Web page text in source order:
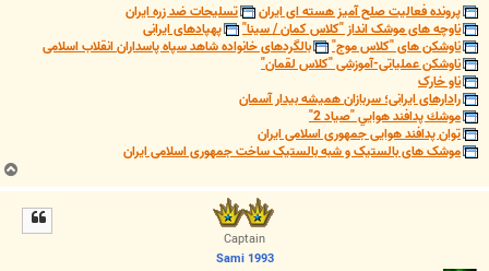
پرونده فعالیت صلح آمیز هسته ای ایران
تسلیحات ضد زره ایران
ناوچه های موشک انداز "کلاس کمان / سینا"
پهپادهای ایرانی
ناوشکن های "کلاس موج"
بالگردهای خانواده شاهد سپاه پاسداران انقلاب اسلامی
ناوشکن عملیاتی-آموزشی "کلاس لقمان"
ناو خارک
رادارهای ایرانی؛ سربازان همیشه بیدار آسمان
موشك پدافند هوايي "صياد 2"
توان پدافند هوایی جمهوری اسلامی ایران
موشک های بالستیک و شبه بالستیک ساخت جمهوری اسلامی ایران
ب
ا
Captain
Sami 1993